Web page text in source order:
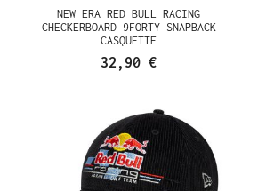
NEW ERA RED BULL RACING
CHECKERBOARD 9FORTY SNAPBACK
CASQUETTE
32,90 €